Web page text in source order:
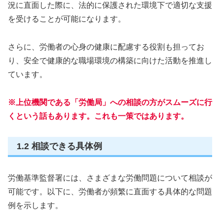
況に直面した際に、法的に保護された環境下で適切な支援
を受けることが可能になります。
さらに、労働者の心身の健康に配慮する役割も担ってお
り、安全で健康的な職場環境の構築に向けた活動を推進し
ています。
※上位機関である「労働局」への相談の方がスムーズに行
くという話もあります。これも一策ではあります。
1.2 相談できる具体例
労働基準監督署には、さまざまな労働問題について相談が
可能です。以下に、労働者が頻繁に直面する具体的な問題
例を示します。